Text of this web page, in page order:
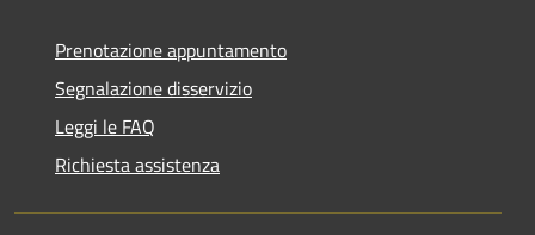
Prenotazione appuntamento
Segnalazione disservizio
Leggi le FAQ
Richiesta assistenza